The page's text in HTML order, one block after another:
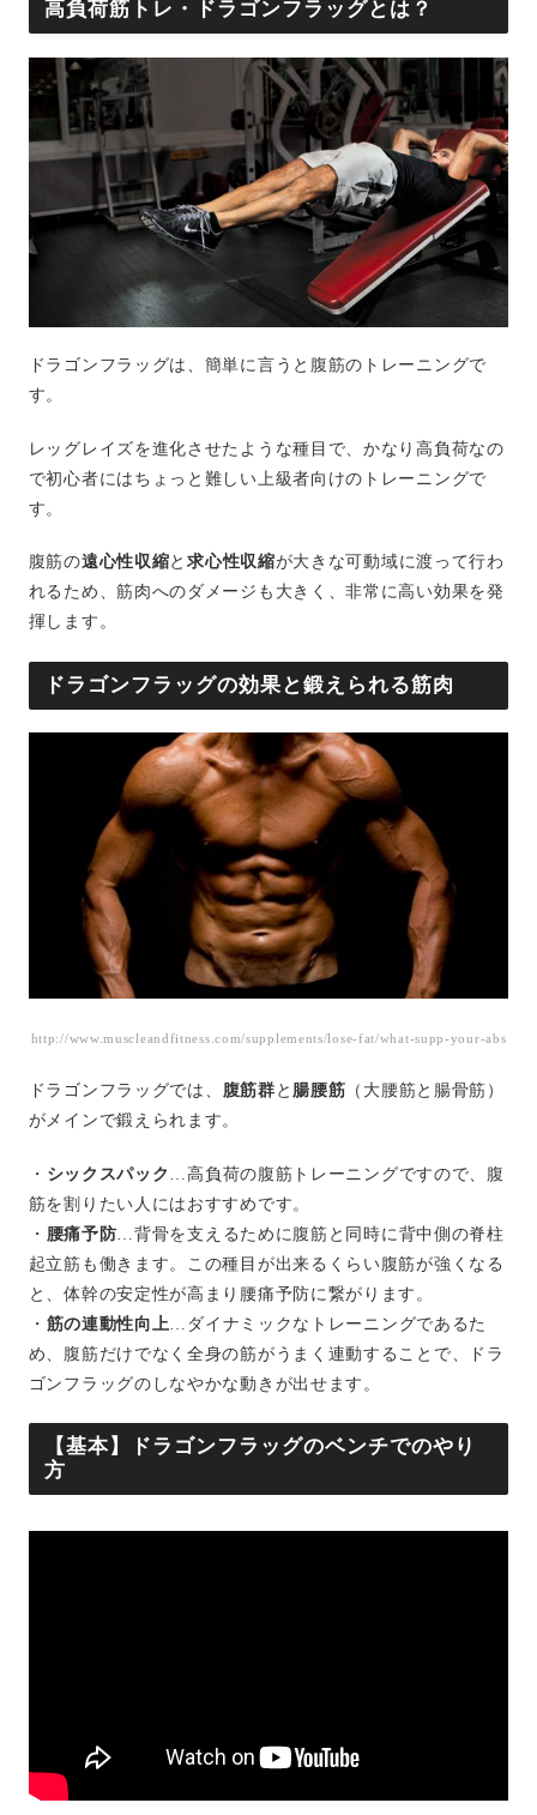
高負荷筋トレ・ドラゴンフラッグとは？
ドラゴンフラッグは、簡単に言うと腹筋のトレーニングで
す。
レッグレイズを進化させたような種目で、かなり高負荷なの
で初心者にはちょっと難しい上級者向けのトレーニングで
す。
腹筋の遠心性収縮と求心性収縮が大きな可動域に渡って行わ
れるため、筋肉へのダメージも大きく、非常に高い効果を発
揮します。
ドラゴンフラッグの効果と鍛えられる筋肉
http://www.muscleandfitness.com/supplements/lose-fat/what-supp-your-abs
ドラゴンフラッグでは、 腹筋群 と 腸腰筋 （大腰筋と腸骨筋）
がメインで鍛えられます。
・ シックスパック
…高負荷の腹筋トレーニングですので、腹
筋を割りたい人にはおすすめです。
・ 腰痛予防 …背骨を支えるために腹筋と同時に背中側の脊柱
起立筋も働きます。この種目が出来るくらい腹筋が強くなる
と、体幹の安定性が高まり腰痛予防に繋がります。
・ 筋の連動性向上 …ダイナミックなトレーニングであるた
め、腹筋だけでなく全身の筋がうまく連動することで、ドラ
ゴンフラッグのしなやかな動きが出せます。
【基本】ドラゴンフラッグのベンチでのやり
方